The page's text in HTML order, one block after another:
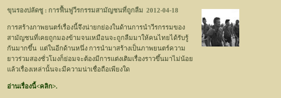
ขุนรองปลัดชู : การฟื้นฟูวีรกรรมสามัญชนที่ถูกลืม 2012-04-18
การสร้างภาพยนตร์เรื่องนี้จึงน่ายกย่องในด้านการนำวีรกรรมของ
สามัญชนที่เคยถูกมองข้ามจนเหมือนจะถูกลืมมาให้คนไทยได้รับรู้
กันมากขึ้น แต่ในอีกด้านหนึ่ง การนำมาสร้างเป็นภาพยนตร์ความ
ยาวร่วมสองชั่วโมงก็ย่อมจะต้องมีการแต่งเติมเรื่องราวขึ้นมาไม่น้อย
แล้วเรื่องเหล่านั้นจะมีความน่าเชื่อถือเพียงใด
อ่านเรื่องนี้<คลิก>.